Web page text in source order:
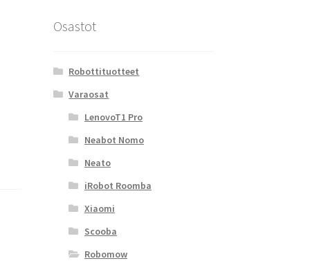
Osastot
Robottituotteet
Varaosat
LenovoT1 Pro
Neabot Nomo
Neato
iRobot Roomba
Xiaomi
Scooba
Robomow